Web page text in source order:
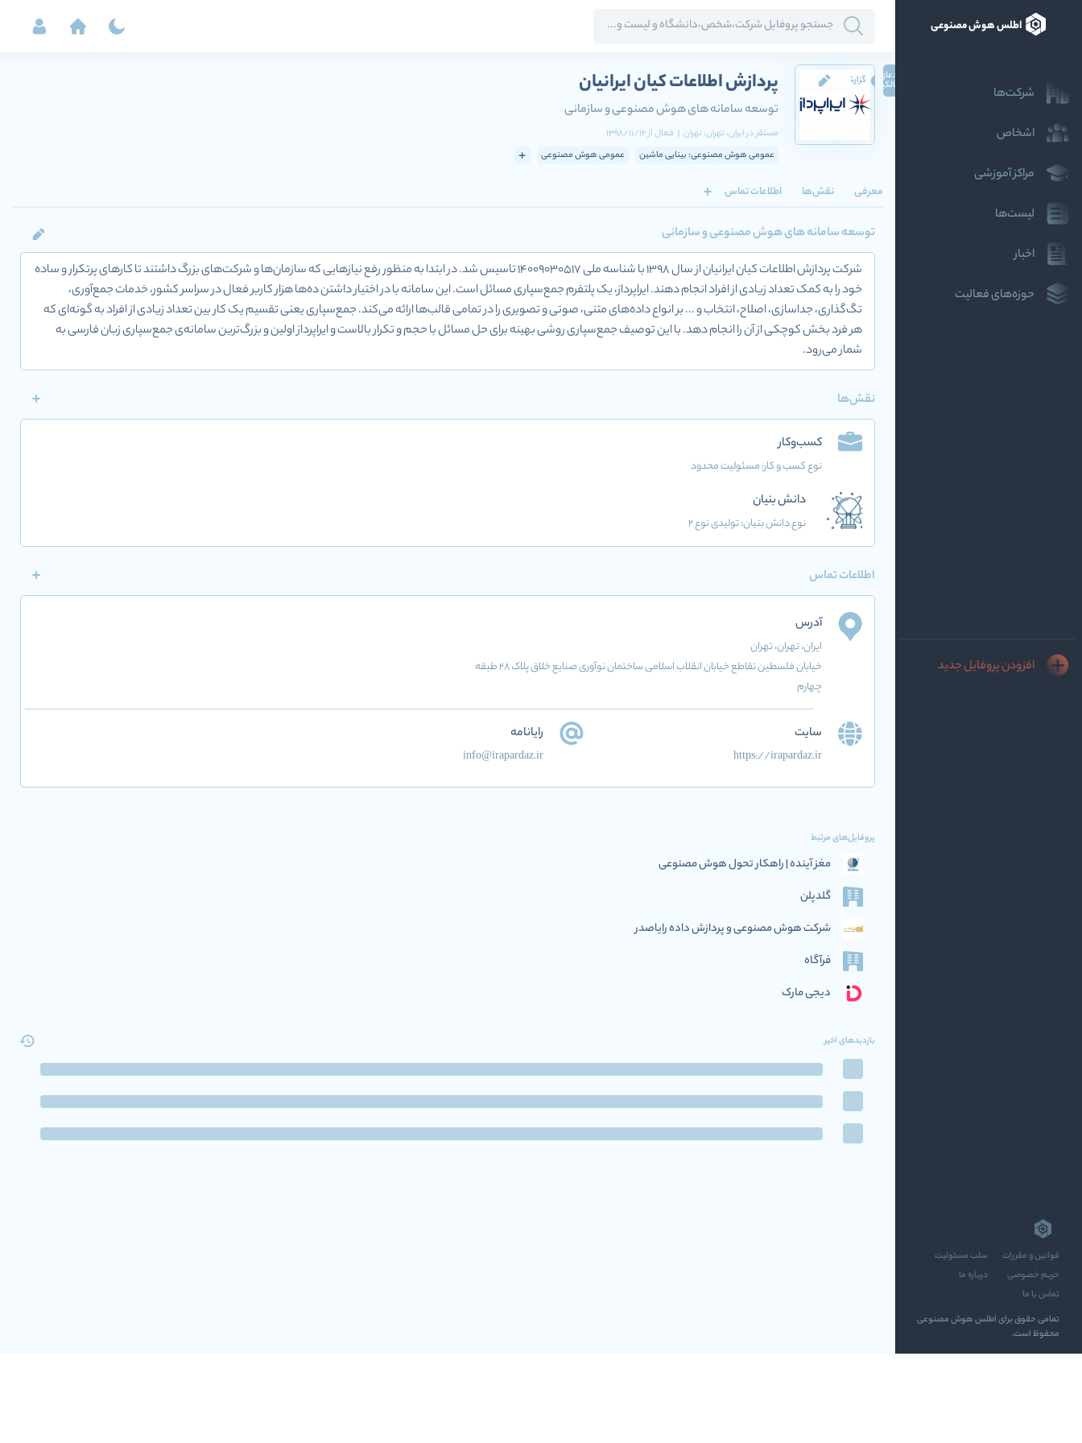
اطلس هوش مصنوعی
شرکت‌ها
اشخاص
مراکز آموزشی
لیست‌ها
اخبار
حوزه‌های فعالیت
افزودن پروفایل جدید
قوانین و مقررات
سلب مسئولیت
حریم خصوصی
درباره ما
تماس با ما
تمامی حقوق برای اطلس هوش مصنوعی
محفوظ است.
پردازش اطلاعات کیان ایرانیان
توسعه سامانه های هوش مصنوعی و سازمانی
مستقر درایران، تهران، تهران | فعالاز1398/11/12
عمومی هوش مصنوعی: بینایی ماشین
عمومی هوش مصنوعی
ادعای
مالکیت گزارش
معرفی نقش‌ها اطلاعات تماس
توسعه سامانه های هوش مصنوعی و سازمانی
شرکت پردازش اطلاعات کیان ایرانیان از سال 1398 با شناسه ملی 14009030517 تاسیس شد. در ابتدا به منظور رفع نیازهایی که سازمان‌ها و شرکت‌های بزرگ داشتند تا کارهای پرتکرار و ساده
خود را به کمک تعداد زیادی از افراد انجام دهند. ایراپرداز،‌ یک پلتفرم جمع‌سپاری مسا‌ئل است. این سامانه با در اختیار داشتن ده‌ها هزار کاربر فعال در سراسر کشور، خدمات جمع‌آوری،
تگ‌گذاری، جداسازی، اصلاح، انتخاب و ... بر انواع داده‌های متنی،‌ صوتی و تصویری را در تمامی قالب‌ها ارائه می‌کند. جمع‌سپاری یعنی تقسیم یک کار بین تعداد زیادی از افراد به گونه‌ای که
هر فرد بخش کوچکی از آن را انجام دهد. با این توصیف جمع‌سپاری روشی بهینه برای حل مسائل با حجم و تکرار بالاست و ایراپرداز اولین و بزرگ‌ترین سامانه‌ی جمع‌سپاری زبان فارسی به
‌شمار می‌رود.
نقش‌ها
کسب‌وکار
نوع کسب و کار:مسئولیت محدود
دانش بنیان
نوع دانش بنیان: تولیدی نوع 2
اطلاعات تماس
آدرس
ایران، تهران، تهران
خیابان فلسطین تقاطع خیابان انقلاب اسلامی ساختمان نوآوری صنایع خلاق پلاک 28 طبقه
چهارم
سایت
https://irapardaz.ir
رایانامه
info@irapardaz.ir
پروفایل‌های مرتبط
مغز آینده | راهکار تحول هوش مصنوعی
گلدپلن
شرکت هوش مصنوعی و پردازش داده رایاصدر
فرآگاه
دیجی مارک
بازدیدهای اخیر